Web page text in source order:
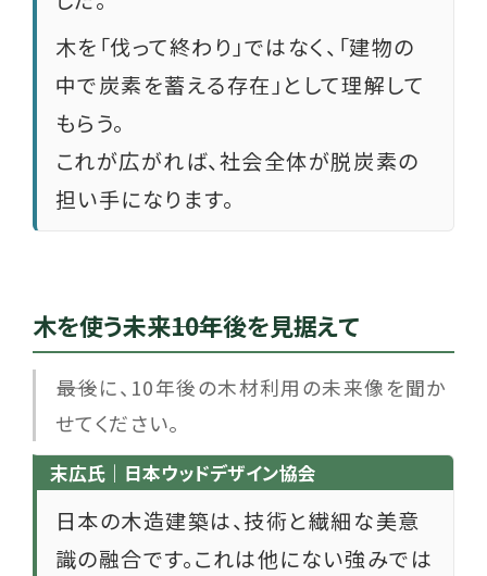
木を「伐って終わり」ではなく、「建物の
中で炭素を蓄える存在」として理解して
もらう。
これが広がれば、社会全体が脱炭素の
担い手になります。
木を使う未来――10年後を見据えて
――最後に、10年後の木材利用の未来像を聞か
せてください。
末広氏｜日本ウッドデザイン協会
日本の木造建築は、技術と繊細な美意
識の融合です。これは他にない強みでは